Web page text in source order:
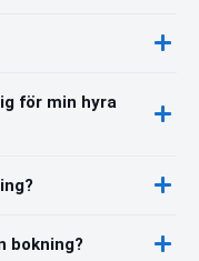
för min hyra
bokning?